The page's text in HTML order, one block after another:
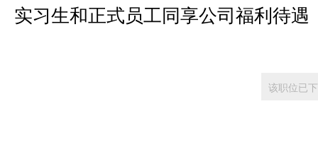
实习生和正式员工同享公司福利待遇
该职位已